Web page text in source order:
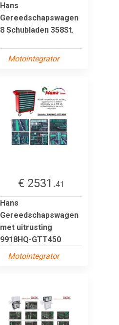
Hans
Gereedschapswagen
8 Schubladen 358St.
Motointegrator
€ 2531.41
Hans
Gereedschapswagen
met uitrusting
9918HQ-GTT450
Motointegrator